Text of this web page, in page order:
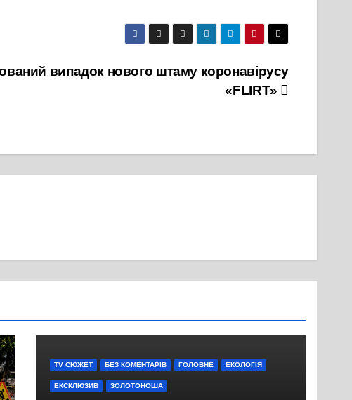
випадок нового штаму коронавірусу
«FLIRT»
TV СЮЖЕТ БЕЗ КОМЕНТАРІВ ГОЛОВНЕ ЕКОЛОГІЯ
ЕКСКЛЮЗИВ ЗОЛОТОНОША